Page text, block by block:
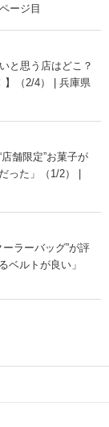
ージ目
と思う店はどこ？
】（2/4） | 兵庫県
舗限定”お菓子が
った」（1/2） |
ラーバッグ”が評
ルトが良い」